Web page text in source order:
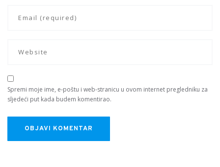
Spremi moje ime, e-poštu i web-stranicu u ovom internet pregledniku za
sljedeći put kada budem komentirao.